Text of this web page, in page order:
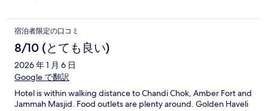
宿泊者限定の口コミ
8/10 (とても良い)
2026 年 1 月 6 日
Google で翻訳
Hotel is within walking distance to Chandi Chok, Amber Fort and
Jammah Masjid. Food outlets are plenty around. Golden Haveli